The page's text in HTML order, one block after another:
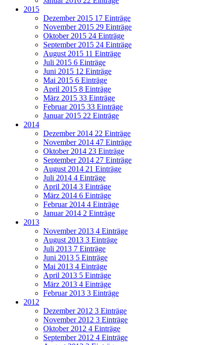
2015
Dezember 2015 17 Einträge
November 2015 29 Einträge
Oktober 2015 24 Einträge
September 2015 24 Einträge
August 2015 11 Einträge
Juli 2015 6 Einträge
Juni 2015 12 Einträge
Mai 2015 6 Einträge
April 2015 8 Einträge
März 2015 33 Einträge
Februar 2015 33 Einträge
Januar 2015 22 Einträge
2014
Dezember 2014 22 Einträge
November 2014 47 Einträge
Oktober 2014 23 Einträge
September 2014 27 Einträge
August 2014 21 Einträge
Juli 2014 4 Einträge
April 2014 3 Einträge
März 2014 6 Einträge
Februar 2014 4 Einträge
Januar 2014 2 Einträge
2013
November 2013 4 Einträge
August 2013 3 Einträge
Juli 2013 7 Einträge
Juni 2013 5 Einträge
Mai 2013 4 Einträge
April 2013 5 Einträge
März 2013 4 Einträge
Februar 2013 3 Einträge
2012
Dezember 2012 3 Einträge
November 2012 3 Einträge
Oktober 2012 4 Einträge
September 2012 4 Einträge